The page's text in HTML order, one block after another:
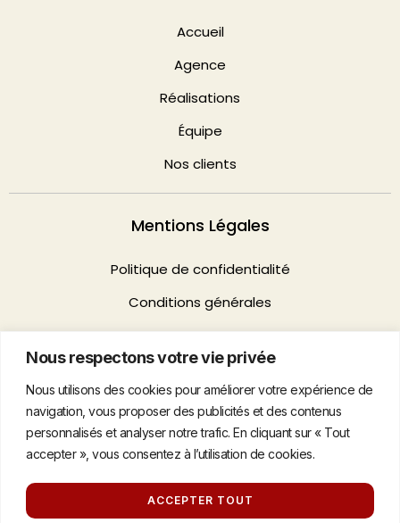
Nous respectons votre vie privée
Nous utilisons des cookies pour améliorer votre expérience de
navigation, vous proposer des publicités et des contenus
personnalisés et analyser notre trafic. En cliquant sur « Tout
accepter », vous consentez à l’utilisation de cookies.
ACCEPTER TOUT
Accueil
Agence
Réalisations
Équipe
Nos clients
Mentions Légales
Politique de confidentialité
Conditions générales
Contact
74 rue de la Fédération 75015, Paris
hello@agenceflag.com